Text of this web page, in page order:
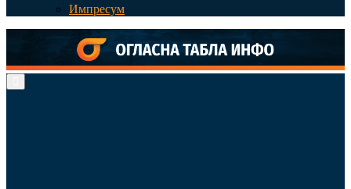
Импресум
Menu